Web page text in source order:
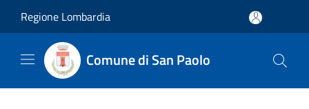
Regione Lombardia
Comune di San Paolo